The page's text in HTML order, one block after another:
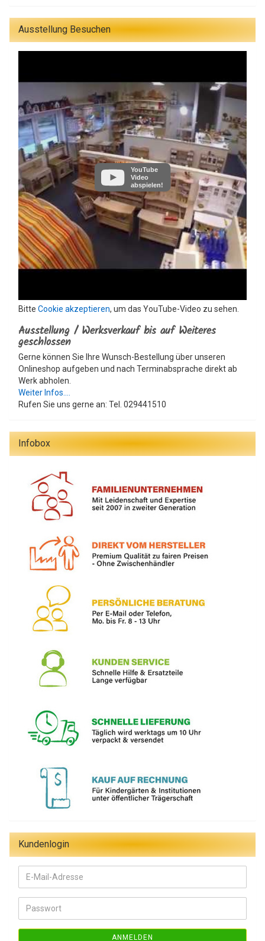
Ausstellung Besuchen
YouTube
Video
abspielen!
Bitte Cookie akzeptieren, um das YouTube-Video zu sehen.
Ausstellung / Werksverkauf bis auf Weiteres
geschlossen
Gerne können Sie Ihre Wunsch-Bestellung über unseren
Onlineshop aufgeben und nach Terminabsprache direkt ab
Werk abholen.
Weiter Infos....
Rufen Sie uns gerne an: Tel. 029441510
Infobox
Kundenlogin
E-
Mail-
Adresse
Passwort
ANMELDEN